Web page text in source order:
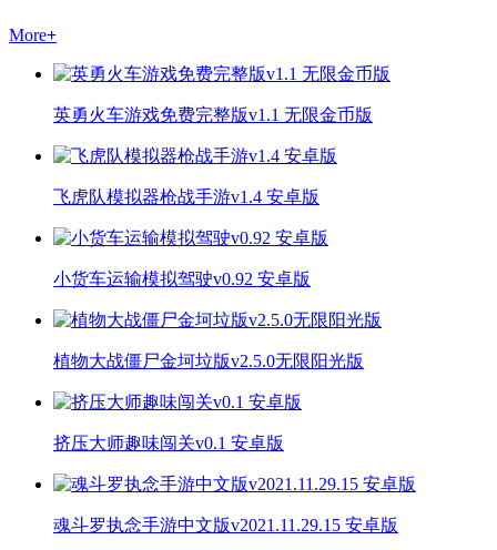
More+
英勇火车游戏免费完整版v1.1 无限金币版
飞虎队模拟器枪战手游v1.4 安卓版
小货车运输模拟驾驶v0.92 安卓版
植物大战僵尸金坷垃版v2.5.0无限阳光版
挤压大师趣味闯关v0.1 安卓版
魂斗罗执念手游中文版v2021.11.29.15 安卓版